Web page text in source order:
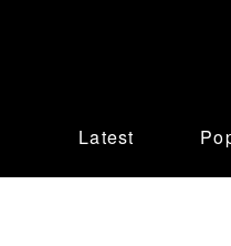
Latest